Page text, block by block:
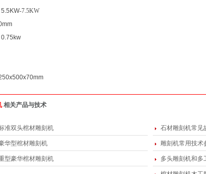
5.5KW-7.5KW
0.75kw
相关产品与技术
准双头棺材雕刻机
华型棺材雕刻机
型豪华棺材雕刻机
石材雕刻机常见
雕刻机常用技术
多头雕刻机和多